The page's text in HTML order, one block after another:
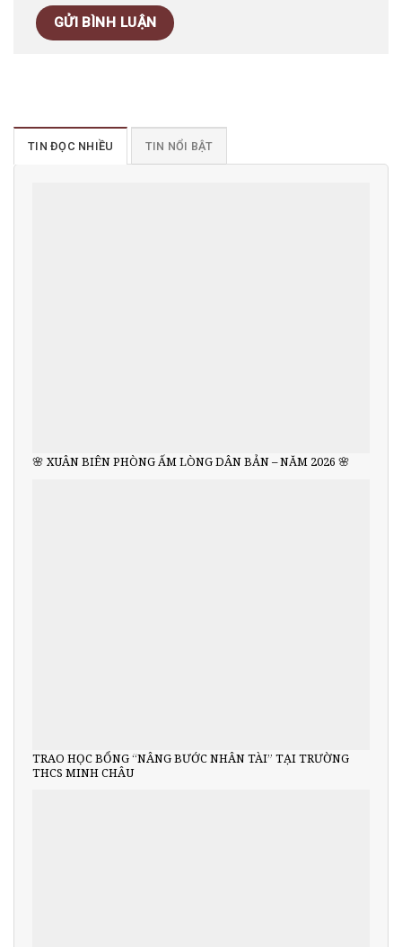
TIN ĐỌC NHIỀU TIN NỔI BẬT
🌸 XUÂN BIÊN PHÒNG ẤM LÒNG DÂN BẢN – NĂM 2026 🌸
TRAO HỌC BỔNG “NÂNG BƯỚC NHÂN TÀI” TẠI TRƯỜNG
THCS MINH CHÂU